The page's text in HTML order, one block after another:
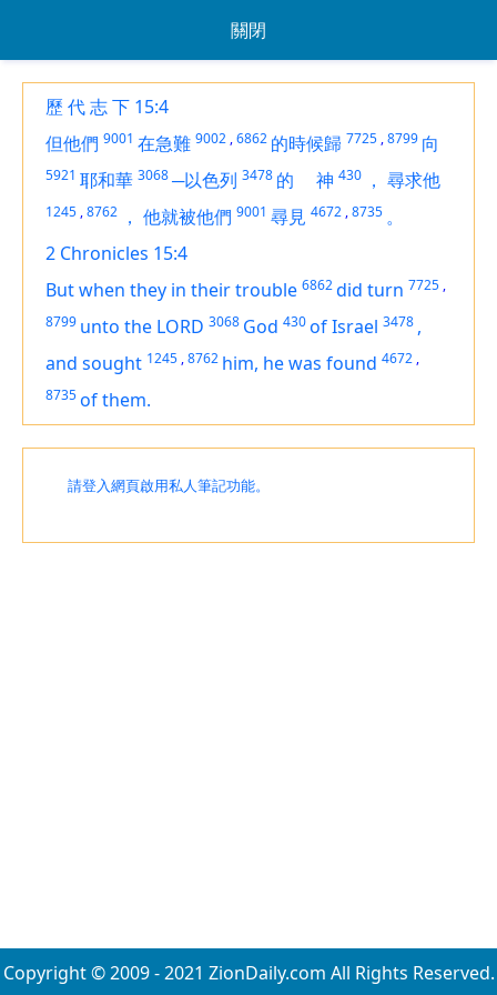
關閉
歷 代 志 下 15:4
但他們 9001 在急難 9002 ,6862 的時候歸 7725 ,8799 向
5921 耶和華 3068─以色列 3478 的 神 430 ， 尋求他
1245 ,8762 ， 他就被他們 9001 尋見 4672 ,8735 。
2 Chronicles 15:4
But when they in their trouble 6862did turn 7725 ,
8799 unto the LORD 3068 God 430of Israel 3478 ,
and sought 1245 ,8762 him, he was found 4672 ,
8735of them.
請登入網頁啟用私人筆記功能。
Copyright © 2009 - 2021 ZionDaily.com All Rights Reserved.